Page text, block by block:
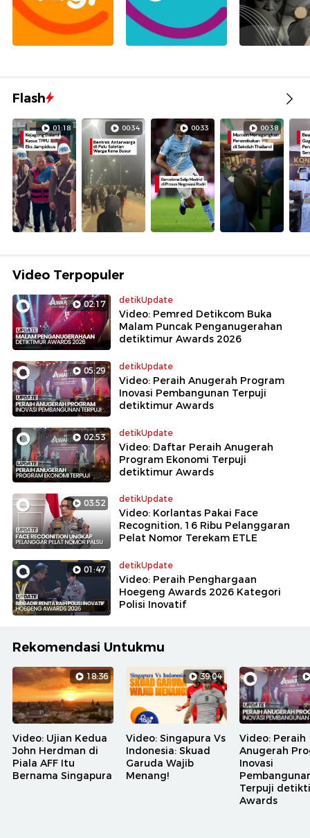
Flash
01:18 00:34 00:33 00:38
Video Terpopuler
02:17 detikUpdate
Video: Pemred Detikcom Buka
Malam Puncak Penganugerahan
detiktimur Awards 2026
05:29 detikUpdate
Video: Peraih Anugerah Program
Inovasi Pembangunan Terpuji
detiktimur Awards
02:53 detikUpdate
Video: Daftar Peraih Anugerah
Program Ekonomi Terpuji
detiktimur Awards
03:52 detikUpdate
Video: Korlantas Pakai Face
Recognition, 16 Ribu Pelanggaran
Pelat Nomor Terekam ETLE
01:47 detikUpdate
Video: Peraih Penghargaan
Hoegeng Awards 2026 Kategori
Polisi Inovatif
Rekomendasi Untukmu
18:36
Video: Ujian Kedua
John Herdman di
Piala AFF Itu
Bernama Singapura
39:04
Video: Singapura Vs
Indonesia: Skuad
Garuda Wajib
Menang!
Video: Peraih
Anugerah
Inovasi
Terpuji
Awards